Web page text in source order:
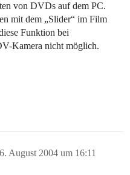
von DVDs auf dem PC.
mit dem „Slider“ im Film
Funktion bei
Kamera nicht möglich.
August 2004 um 16:11